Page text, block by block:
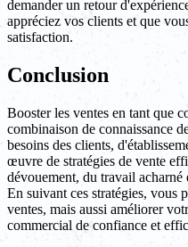
demander un retour
appréciez vos clients et que
satisfaction.
Conclusion
Booster les ventes en tant que
combinaison de connaissance
besoins des clients,
œuvre de stratégies de vente
dévouement, du travail acharné
En suivant ces stratégies, vous
ventes, mais aussi améliorer
commercial de confiance et